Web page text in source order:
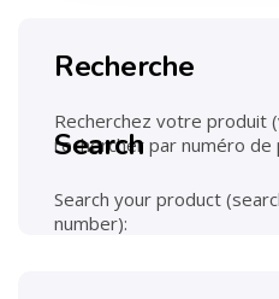
Recherche
Recherchez votre produit
rechercher par numéro de
Search
Search your product
number):